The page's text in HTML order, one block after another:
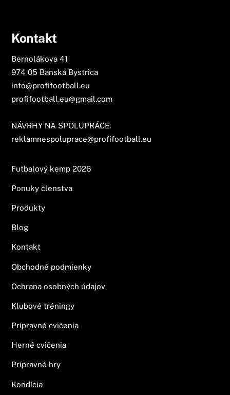
Kontakt
Bernolákova 41
974 05 Banská Bystrica
info@profifootball.eu
profifootball.eu@gmail.com
NÁVRHY NA SPOLUPRÁCE:
reklamnespoluprace@profifootball.eu
Futbalový kemp 2026
Ponuky členstva
Produkty
Blog
Kontakt
Obchodné podmienky
Ochrana osobných údajov
Klubové tréningy
Prípravné cvičenia
Herné cvičenia
Prípravné hry
Kondícia